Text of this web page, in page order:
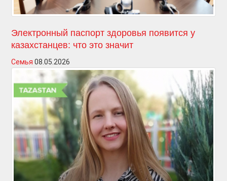
Электронный паспорт здоровья появится у
казахстанцев: что это значит
Семья 08.05.2026